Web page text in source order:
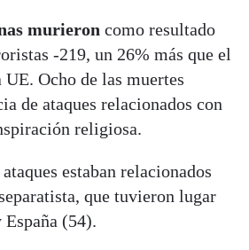
murieron como resultado
-219, un 26% más que el
Ocho de las muertes
de ataques relacionados con
religiosa.
estaban relacionados
que tuvieron lugar
(54).